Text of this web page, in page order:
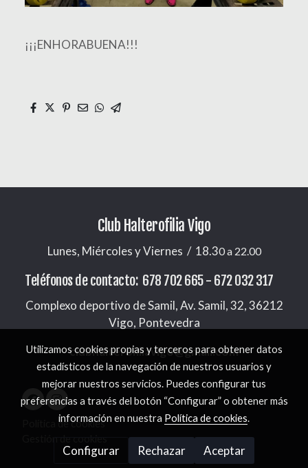
¡¡¡ENHORABUENA!!!
Club Halterofilia Vigo
Lunes, Miércoles y Viernes / 18.30 a 22.00
Teléfonos de contacto: 678 702 665 - 672 032 317
Complexo deportivo de Samil, Av. Samil, 32, 36212
Vigo, Pontevedra
clubhalterofiliavigo@gmail.com
Política de cookies
Utilizamos cookies propias y terceros para obtener datos
estadísticos de la navegación de nuestros usuarios y
mejorar nuestros servicios. Puedes configurar tus
preferencias a través del botón “Configurar” o obtener más
información en nuestra Política de cookies.
Configurar Rechazar Aceptar